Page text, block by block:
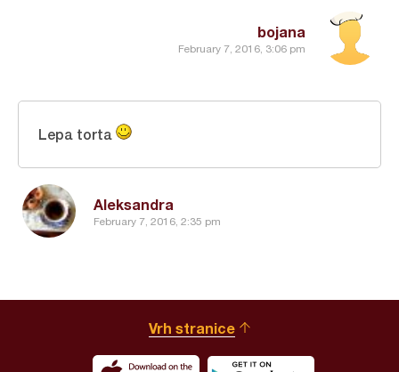
bojana
February 7, 2016, 3:06 pm
Aleksandra
February 7, 2016, 2:35 pm
Lepa torta
Vrh stranice